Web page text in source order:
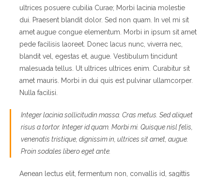
ultrices posuere cubilia Curae; Morbi lacinia molestie
dui. Praesent blandit dolor. Sed non quam. In vel mi sit
amet augue congue elementum. Morbi in ipsum sit amet
pede facilisis laoreet. Donec lacus nunc, viverra nec,
blandit vel, egestas et, augue. Vestibulum tincidunt
malesuada tellus. Ut ultrices ultrices enim. Curabitur sit
amet mauris. Morbi in dui quis est pulvinar ullamcorper.
Nulla facilisi.
Integer lacinia sollicitudin massa. Cras metus. Sed aliquet
risus a tortor. Integer id quam. Morbi mi. Quisque nisl felis,
venenatis tristique, dignissim in, ultrices sit amet, augue.
Proin sodales libero eget ante.
Aenean lectus elit, fermentum non, convallis id, sagittis